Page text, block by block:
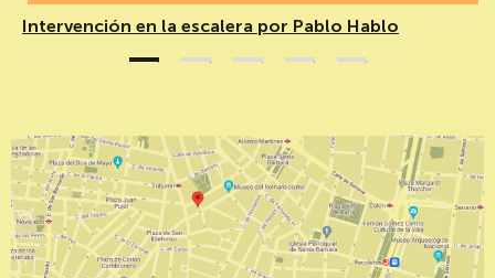
Intervención en la escalera por Pablo Hablo
1 2 3 4 5